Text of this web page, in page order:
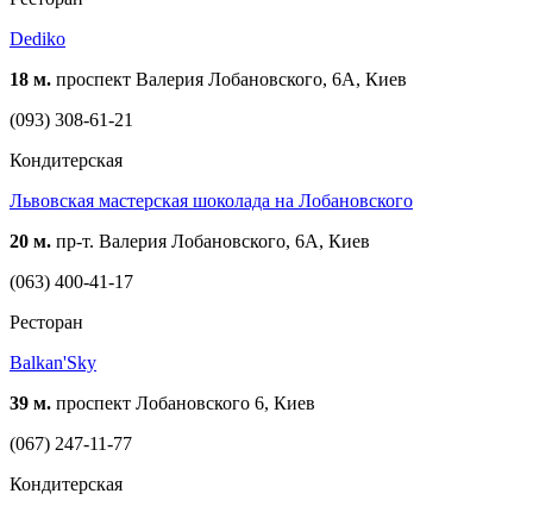
Dediko
18 м. проспект Валерия Лобановского, 6А, Киев
(093) 308-61-21
Кондитерская
Львовская мастерская шоколада на Лобановского
20 м. пр-т. Валерия Лобановского, 6А, Киев
(063) 400-41-17
Ресторан
Balkan'Sky
39 м. проспект Лобановского 6, Киев
(067) 247-11-77
Кондитерская